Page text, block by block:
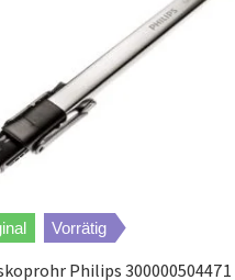
Vorrätig
Philips 300000504471